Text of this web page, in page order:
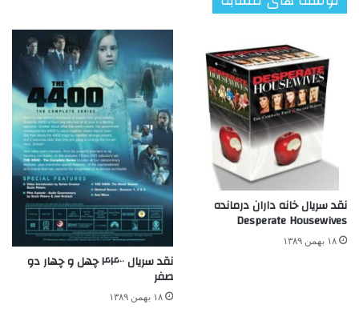
نقد سریال خانه داران درمانده
Desperate Housewives
۱۸ بهمن ۱۳۸۹
نقد سریال ۴۴۰۰ چهل و چهار دو
صفر
۱۸ بهمن ۱۳۸۹